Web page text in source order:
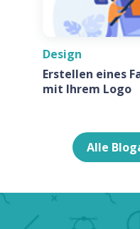
Design
Erstellen eines
mit Ihrem Logo
Alle